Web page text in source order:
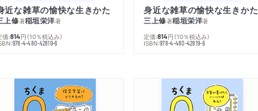
近な雑草の愉快な生きかた
上修著稲垣栄洋著
価:814円 （10％税込み）
978-4-480-42819-6
身近な雑草の愉快な生きかた
三上修著稲垣栄洋著
定価:814円 （10％税込み）
ISBN:978-4-480-42819-6